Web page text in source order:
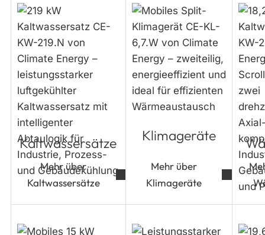
Kaltwassersätze
Mehr über
Kaltwassersätze
Klimageräte
Mehr über
Klimageräte
und